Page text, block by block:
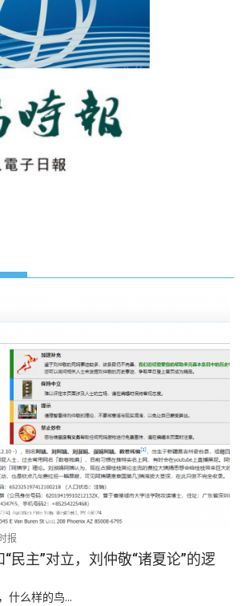
报
“民主”对立，刘仲敬“诸夏论”的逻
什么样的鸟...